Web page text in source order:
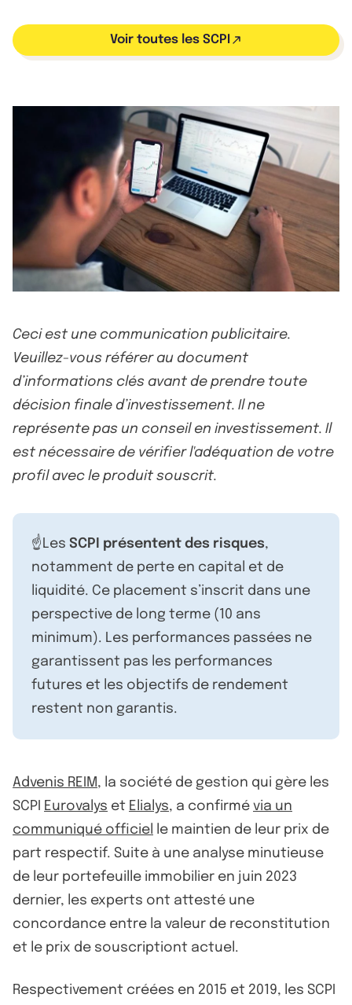
Voir toutes les SCPI
Ceci est une communication publicitaire.
Veuillez-vous référer au document
d’informations clés avant de prendre toute
décision finale d’investissement. Il ne
représente pas un conseil en investissement. Il
est nécessaire de vérifier l'adéquation de votre
profil avec le produit souscrit.
☝️Les SCPI présentent des risques,
notamment de perte en capital et de
liquidité. Ce placement s’inscrit dans une
perspective de long terme (10 ans
minimum). Les performances passées ne
garantissent pas les performances
futures et les objectifs de rendement
restent non garantis.
Advenis REIM, la société de gestion qui gère les
SCPI Eurovalys et Elialys, a confirmé via un
communiqué officiel
le maintien de leur prix de
part respectif. Suite à une analyse minutieuse
de leur portefeuille immobilier en juin 2023
dernier, les experts ont attesté une
concordance entre la valeur de reconstitution
et le prix de souscriptiont actuel.
Respectivement créées en 2015 et 2019, les SCPI